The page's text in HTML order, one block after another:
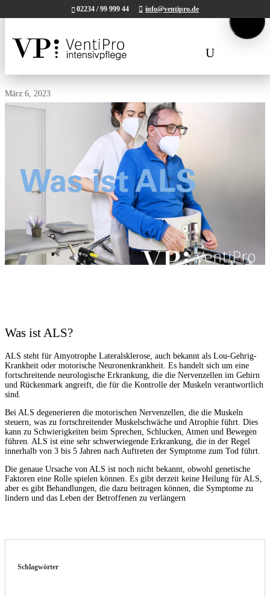
02234 / 99 999 44.Mail:kontakt@ventipro.de
02234 / 99 999 44 info@ventipro.de
März 6, 2023
Was ist ALS?
ALS steht für Amyotrophe Lateralsklerose, auch bekannt als Lou-Gehrig-
Krankheit oder motorische Neuronenkrankheit. Es handelt sich um eine
fortschreitende neurologische Erkrankung, die die Nervenzellen im Gehirn
und Rückenmark angreift, die für die Kontrolle der Muskeln verantwortlich
sind.
Bei ALS degenerieren die motorischen Nervenzellen, die die Muskeln
steuern, was zu fortschreitender Muskelschwäche und Atrophie führt. Dies
kann zu Schwierigkeiten beim Sprechen, Schlucken, Atmen und Bewegen
führen. ALS ist eine sehr schwerwiegende Erkrankung, die in der Regel
innerhalb von 3 bis 5 Jahren nach Auftreten der Symptome zum Tod führt.
Die genaue Ursache von ALS ist noch nicht bekannt, obwohl genetische
Faktoren eine Rolle spielen können. Es gibt derzeit keine Heilung für ALS,
aber es gibt Behandlungen, die dazu beitragen können, die Symptome zu
lindern und das Leben der Betroffenen zu verlängern
Schlagwörter